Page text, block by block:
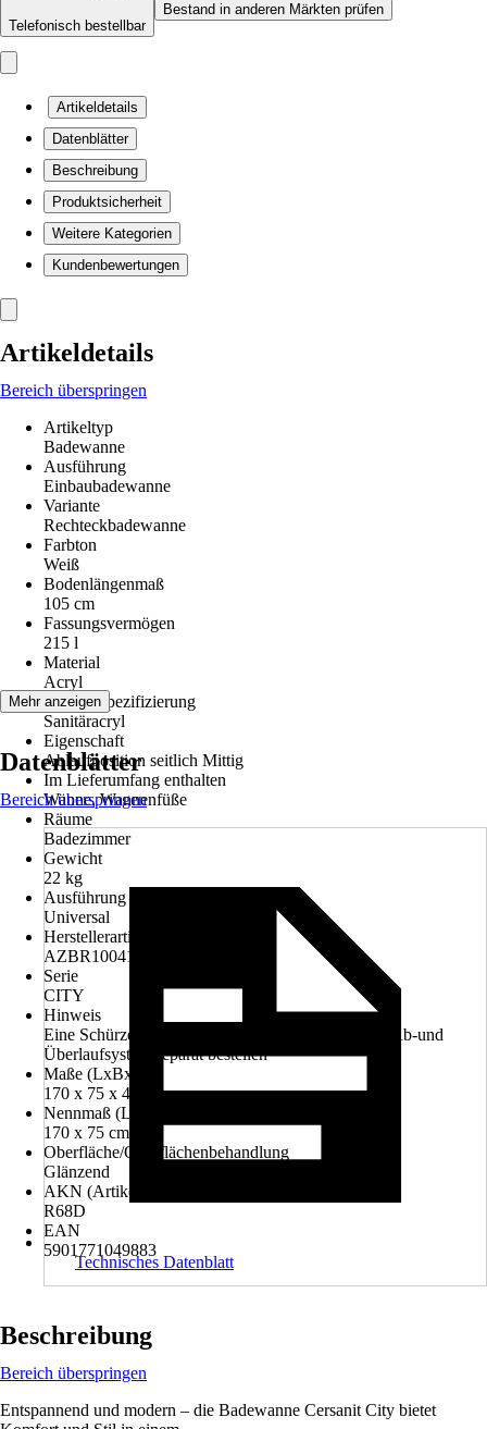
Telefonisch bestellbar
Bestand in anderen Märkten prüfen
Artikeldetails
Datenblätter
Beschreibung
Produktsicherheit
Weitere Kategorien
Kundenbewertungen
Artikeldetails
Bereich überspringen
Artikeltyp
Badewanne
Ausführung
Einbaubadewanne
Variante
Rechteckbadewanne
Farbton
Weiß
Bodenlängenmaß
105 cm
Fassungsvermögen
215 l
Material
Acryl
Materialspezifizierung
Sanitäracryl
Eigenschaft
Ablaufposition seitlich Mittig
Im Lieferumfang enthalten
Wanne, Wannenfüße
Räume
Badezimmer
Gewicht
22 kg
Ausführung für Einbau Ecke
Universal
Herstellerartikelnummer
AZBR1004100032
Serie
CITY
Hinweis
Eine Schürze ist im Lieferumfang nicht enthalten., Ab-und
Überlaufsystem separat bestellen
Maße (LxBxH)
170 x 75 x 42 cm
Nennmaß (LxB)
170 x 75 cm
Oberfläche/Oberflächenbehandlung
Glänzend
AKN (Artikelkurznummer)
R68D
EAN
5901771049883
Mehr anzeigen
Datenblätter
Bereich überspringen
Technisches Datenblatt
Beschreibung
Bereich überspringen
Entspannend und modern – die Badewanne Cersanit City bietet